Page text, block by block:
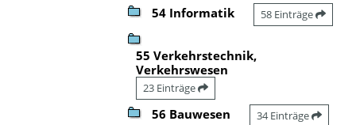
54 Informatik 58 Einträge
55 Verkehrstechnik,
Verkehrswesen
23 Einträge
56 Bauwesen 34 Einträge